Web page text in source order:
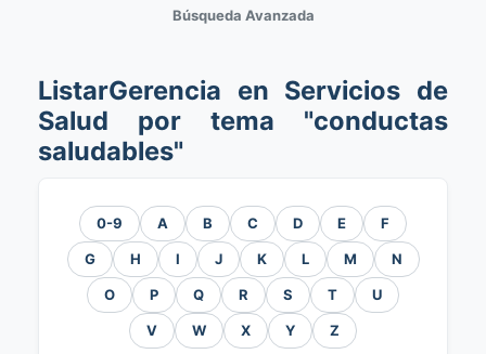
Búsqueda Avanzada
ListarGerencia en Servicios de
Salud por tema "conductas
saludables"
0-9 A B C D E F
G H I J K L M N
O P Q R S T U
V W X Y Z